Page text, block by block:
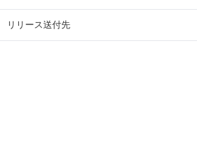
リリース送付先